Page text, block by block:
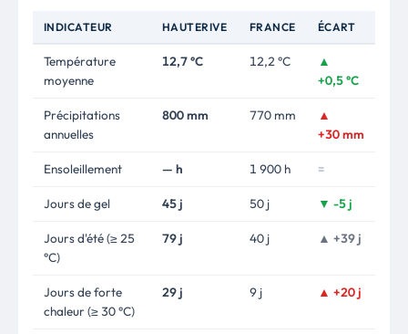
INDICATEUR HAUTERIVE FRANCE ÉCART
Température
moyenne
12,7 °C 12,2 °C
▲
+0,5 °C
Précipitations
annuelles
800 mm 770 mm
▲
+30 mm
Ensoleillement — h 1 900 h =
Jours de gel 45 j 50 j ▼ -5 j
Jours d'été (≥ 25
°C)
79 j 40 j ▲ +39 j
Jours de forte
chaleur (≥ 30 °C)
29 j 9 j ▲ +20 j